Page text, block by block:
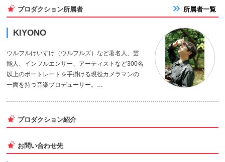
プロダクション所属者 所属者一覧
KIYONO
ウルフルけいすけ（ウルフルズ）など著名人、芸
能人、インフルエンサー、アーティストなど300名
以上のポートレートを手掛ける現役カメラマンの
一面を持つ音楽プロデューサー。
自身の楽曲でYouTube再生数150,000回以上を記
プロダクション紹介
お問い合わせ先